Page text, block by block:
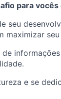
para vocês
seu
maximizar
e se